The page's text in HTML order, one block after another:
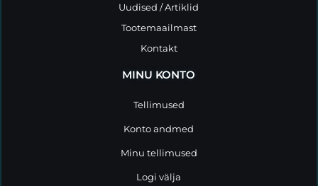
Uudised / Artiklid
Tootemaailmast
Kontakt
MINU KONTO
Tellimused
Konto andmed
Minu tellimused
Logi välja